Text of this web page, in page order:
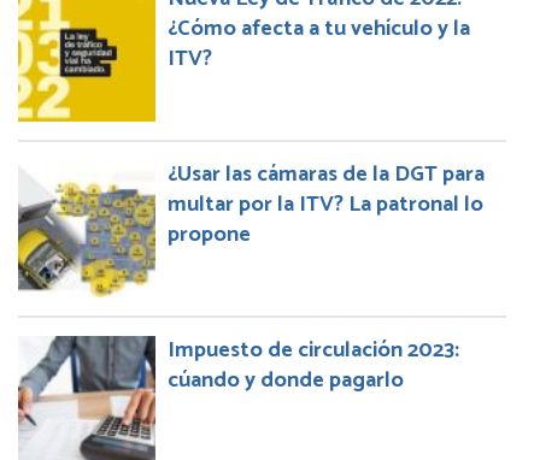
¿Cómo afecta a tu vehículo y la
ITV?
¿Usar las cámaras de la DGT para
multar por la ITV? La patronal lo
propone
Impuesto de circulación 2023:
cúando y donde pagarlo